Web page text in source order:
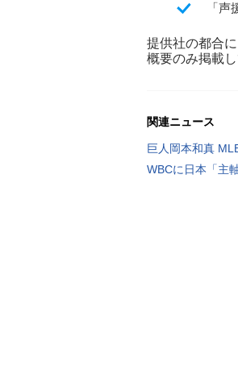
「
提供社の都合
概要のみ掲載し
関連ニュース
巨人岡本和真
WBCに日本「主